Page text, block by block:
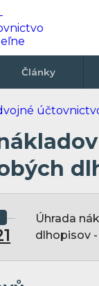
Články
Úhrada
dlhopisov -